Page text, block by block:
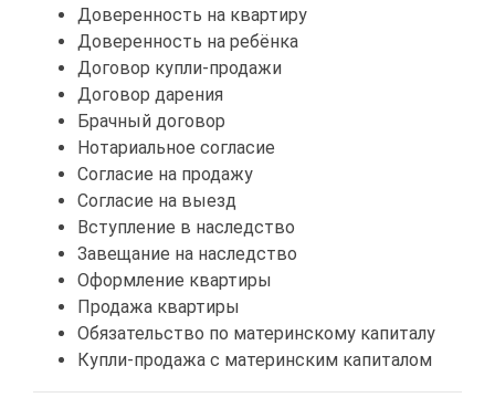
Доверенность на квартиру
Доверенность на ребёнка
Договор купли-продажи
Договор дарения
Брачный договор
Нотариальное согласие
Согласие на продажу
Согласие на выезд
Вступление в наследство
Завещание на наследство
Оформление квартиры
Продажа квартиры
Обязательство по материнскому капиталу
Купли-продажа с материнским капиталом